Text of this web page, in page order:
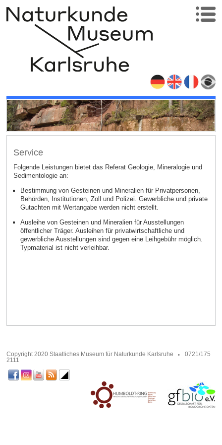
Service
Folgende Leistungen bietet das Referat Geologie, Mineralogie und
Sedimentologie an:
Bestimmung von Gesteinen und Mineralien für Privatpersonen,
Behörden, Institutionen, Zoll und Polizei. Gewerbliche und private
Gutachten mit Wertangabe werden nicht erstellt.
Ausleihe von Gesteinen und Mineralien für Ausstellungen
öffentlicher Träger. Ausleihen für privatwirtschaftliche und
gewerbliche Ausstellungen sind gegen eine Leihgebühr möglich.
Typmaterial ist nicht verleihbar.
Copyright 2020 Staatliches Museum für Naturkunde Karlsruhe
0721/175
2111